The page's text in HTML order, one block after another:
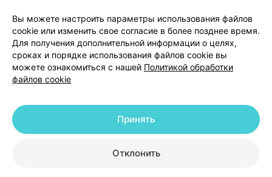
Способы оплаты
Вакансии
Партнеры
Написать руководителю 103.by
Написать в поддержку
Персональные настройки Cookie
© 2026 ООО «Артокс Лаб», УНП 191700409 | 220012, Республика Беларусь,
+375 291212755
Вы можете настроить параметры использования файлов
cookie или изменить свое согласие в более позднее время.
Для получения дополнительной информации о целях,
сроках и порядке использования файлов cookie вы
можете ознакомиться с нашей Политикой обработки
файлов cookie
Отклонить
Принять